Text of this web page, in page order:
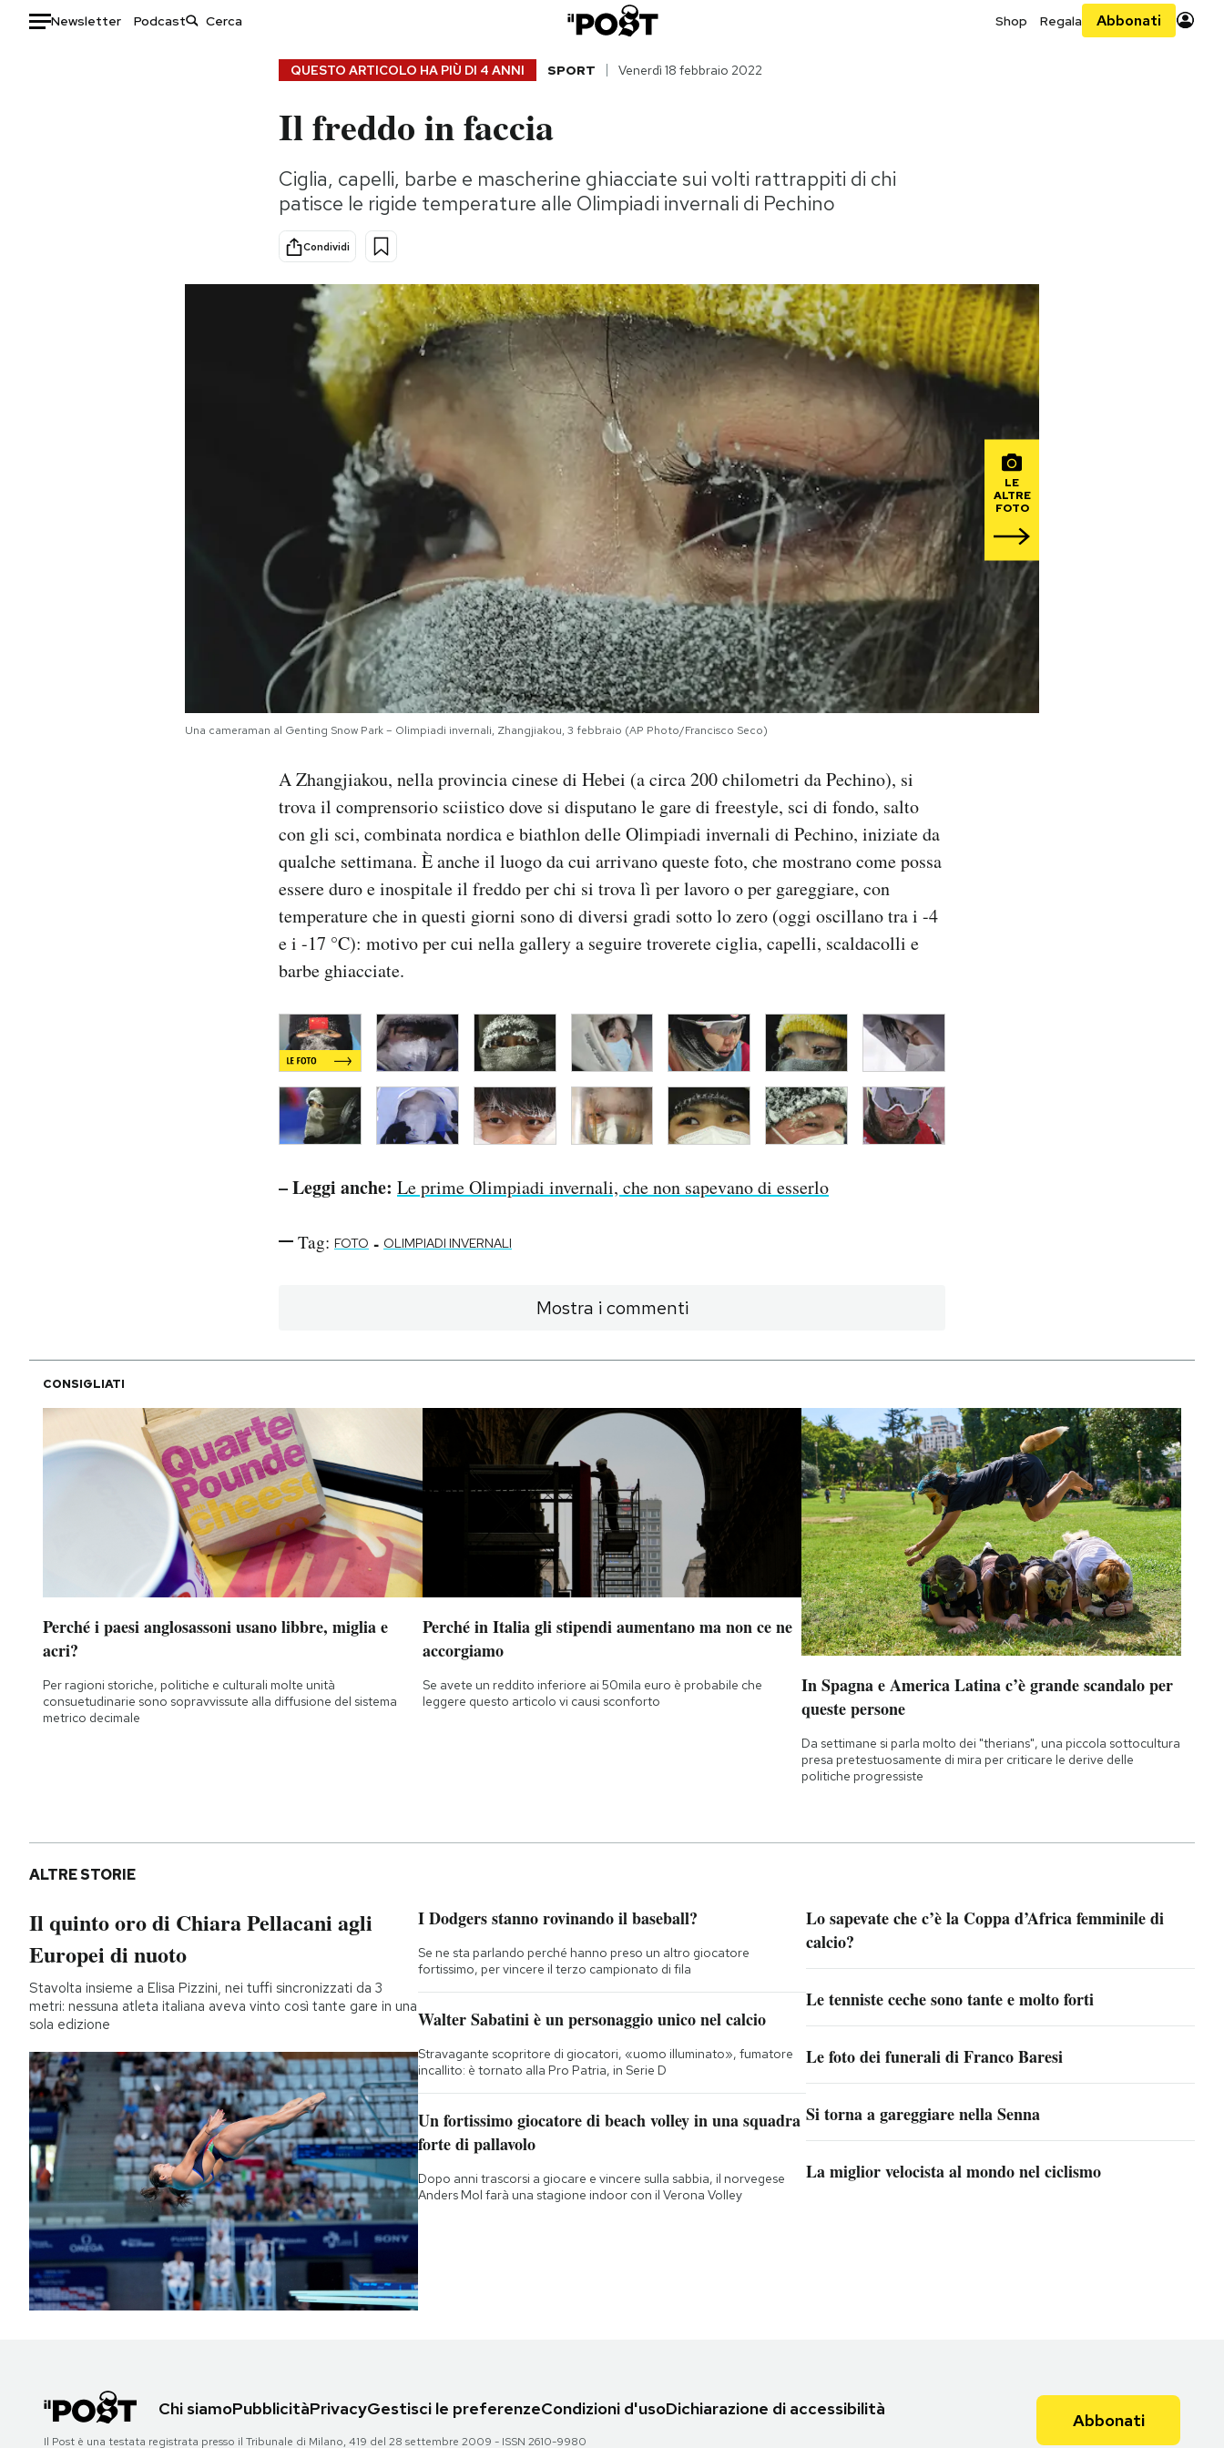
Newsletter Podcast Shop Regala Abbonati
Consumismi
Storie/Idee
Ok Boomer!
Media
Mondiali calcio 2026
QUESTO ARTICOLO HA PIÙ DI 4 ANNI SPORT Venerdì 18 febbraio 2022
Il freddo in faccia
Ciglia, capelli, barbe e mascherine ghiacciate sui volti rattrappiti di chi
patisce le rigide temperature alle Olimpiadi invernali di Pechino
Condividi
LE
ALTRE
FOTO
Una cameraman al Genting Snow Park – Olimpiadi invernali, Zhangjiakou, 3 febbraio (AP Photo/Francisco Seco)
A Zhangjiakou, nella provincia cinese di Hebei (a circa 200 chilometri da Pechino), si
trova il comprensorio sciistico dove si disputano le gare di freestyle, sci di fondo, salto
con gli sci, combinata nordica e biathlon delle Olimpiadi invernali di Pechino, iniziate da
qualche settimana. È anche il luogo da cui arrivano queste foto, che mostrano come possa
essere duro e inospitale il freddo per chi si trova lì per lavoro o per gareggiare, con
temperature che in questi giorni sono di diversi gradi sotto lo zero (oggi oscillano tra i -4
e i -17 °C): motivo per cui nella gallery a seguire troverete ciglia, capelli, scaldacolli e
barbe ghiacciate.
– Leggi anche: Le prime Olimpiadi invernali, che non sapevano di esserlo
Tag: FOTO - OLIMPIADI INVERNALI
Mostra i commenti
CONSIGLIATI
Perché i paesi anglosassoni usano libbre, miglia e
acri?
Per ragioni storiche, politiche e culturali molte unità
consuetudinarie sono sopravvissute alla diffusione del sistema
metrico decimale
Perché in Italia gli stipendi aumentano ma non ce ne
accorgiamo
Se avete un reddito inferiore ai 50mila euro è probabile che
leggere questo articolo vi causi sconforto
In Spagna e America Latina c’è grande scandalo per
queste persone
Da settimane si parla molto dei "therians", una piccola sottocultura
presa pretestuosamente di mira per criticare le derive delle
politiche progressiste
ALTRE STORIE
Il quinto oro di Chiara Pellacani agli
Europei di nuoto
Stavolta insieme a Elisa Pizzini, nei tuffi sincronizzati da 3
metri: nessuna atleta italiana aveva vinto così tante gare in una
sola edizione
I Dodgers stanno rovinando il baseball?
Se ne sta parlando perché hanno preso un altro giocatore
fortissimo, per vincere il terzo campionato di fila
Walter Sabatini è un personaggio unico nel calcio
Stravagante scopritore di giocatori, «uomo illuminato», fumatore
incallito: è tornato alla Pro Patria, in Serie D
Un fortissimo giocatore di beach volley in una squadra
forte di pallavolo
Dopo anni trascorsi a giocare e vincere sulla sabbia, il norvegese
Anders Mol farà una stagione indoor con il Verona Volley
Lo sapevate che c’è la Coppa d’Africa femminile di
calcio?
Le tenniste ceche sono tante e molto forti
Le foto dei funerali di Franco Baresi
Si torna a gareggiare nella Senna
La miglior velocista al mondo nel ciclismo
Chi siamoPubblicitàPrivacyGestisci le preferenzeCondizioni d'usoDichiarazione di accessibilità
Il Post è una testata registrata presso il Tribunale di Milano, 419 del 28 settembre 2009 - ISSN 2610-9980
Abbonati